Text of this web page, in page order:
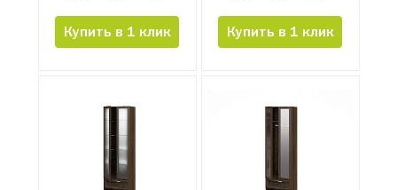
Купить в 1 клик Купить в 1 клик